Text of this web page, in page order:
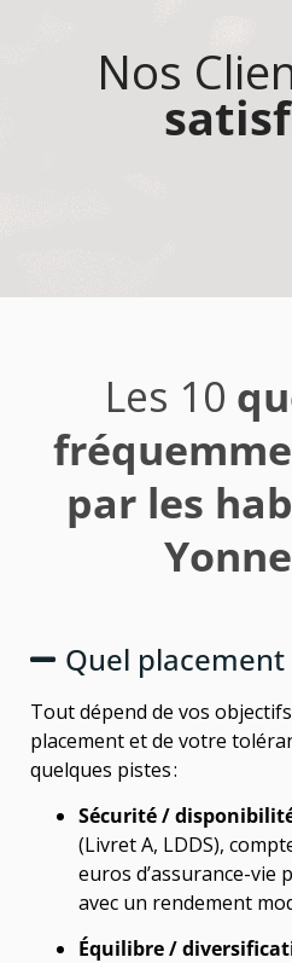
Nos
Les 10
par les
Quel placement
Tout dépend de vos
placement et de votre
quelques pistes :
Sécurité /
(Livret A, LDDS),
euros d’assurance-
avec un rendement
Équilibre /